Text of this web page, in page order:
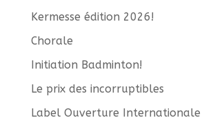
Kermesse édition 2026!
Chorale
Initiation Badminton!
Le prix des incorruptibles
Label Ouverture Internationale